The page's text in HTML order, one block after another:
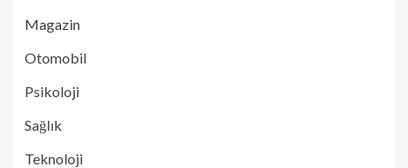
Magazin
Otomobil
Psikoloji
Sağlık
Teknoloji